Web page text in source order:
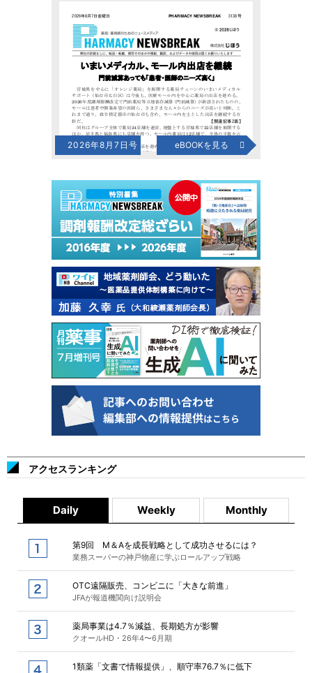
2026年8月7日号 eBOOKを見る
アクセスランキング
Daily Weekly Monthly
第9回 M＆Aを成長戦略として成功させるには？
業務スーパーの神戸物産に学ぶロールアップ戦略
OTC遠隔販売、コンビニに「大きな前進」
JFAが報道機関向け説明会
薬局事業は4.7％減益、長期処方が影響
クオールHD・26年4〜6月期
1類薬「文書で情報提供」、順守率76.7％に低下